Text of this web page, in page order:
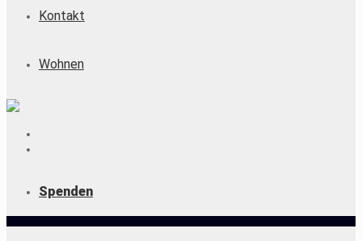
Kontakt
Wohnen
Spenden